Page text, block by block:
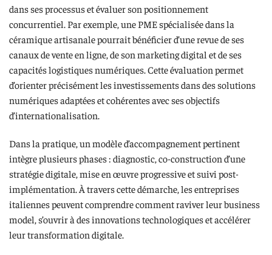
dans ses processus et évaluer son positionnement
concurrentiel. Par exemple, une PME spécialisée dans la
céramique artisanale pourrait bénéficier d’une revue de ses
canaux de vente en ligne, de son marketing digital et de ses
capacités logistiques numériques. Cette évaluation permet
d’orienter précisément les investissements dans des solutions
numériques adaptées et cohérentes avec ses objectifs
d’internationalisation.
Dans la pratique, un modèle d’accompagnement pertinent
intègre plusieurs phases : diagnostic, co-construction d’une
stratégie digitale, mise en œuvre progressive et suivi post-
implémentation. À travers cette démarche, les entreprises
italiennes peuvent comprendre comment raviver leur business
model, s’ouvrir à des innovations technologiques et accélérer
leur transformation digitale.